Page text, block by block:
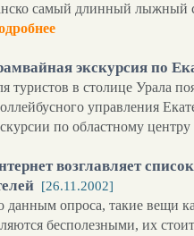
самый длинный лыжный
экскурсия по
туристов в столице Урала
управления
по областному центру
возглавляет
[26.11.2002]
данным опроса, такие вещи
бесполезными, их